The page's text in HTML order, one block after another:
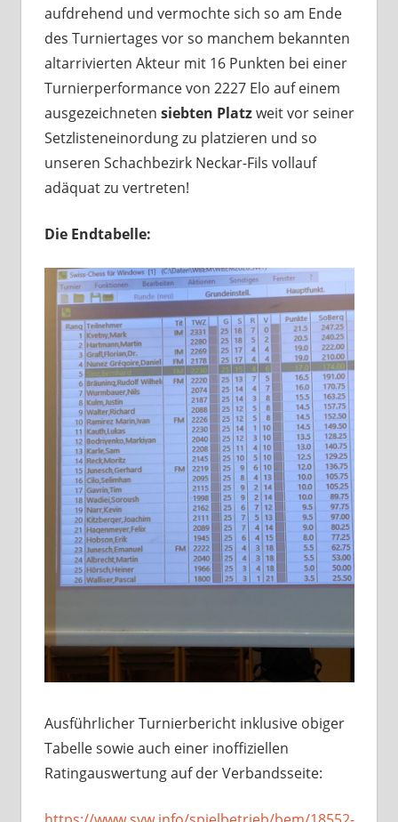
aufdrehend und vermochte sich so am Ende
des Turniertages vor so manchem bekannten
altarrivierten Akteur mit 16 Punkten bei einer
Turnierperformance von 2227 Elo auf einem
ausgezeichneten siebten Platzweit vor seiner
Setzlisteneinordung zu platzieren und so
unseren Schachbezirk Neckar-Fils vollauf
adäquat zu vertreten!
Die Endtabelle:
Ausführlicher Turnierbericht inklusive obiger
Tabelle sowie auch einer inoffiziellen
Ratingauswertung auf der Verbandsseite: